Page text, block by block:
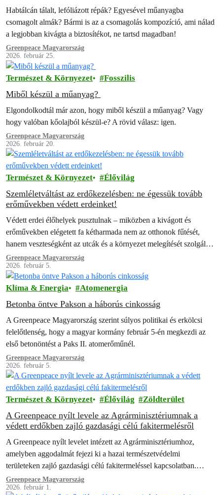
Habtálcán tálalt, lefóliázott répák? Egyesével műanyagba
csomagolt almák? Bármi is az a csomagolás kompozíció, ami nálad
a legjobban kivágta a biztosítékot, ne tartsd magadban!
Greenpeace Magyarország
2026. február 25.
Természet & Környezet Fosszilis
Miből készül a műanyag?
Elgondolkodtál már azon, hogy miből készül a műanyag? Vagy
hogy valóban kőolajból készül-e? A rövid válasz: igen.
Greenpeace Magyarország
2026. február 20.
Természet & Környezet Élővilág
Szemléletváltást az erdőkezelésben: ne égessük tovább
erőművekben védett erdeinket!
Védett erdei élőhelyek pusztulnak – miközben a kivágott és
erőművekben elégetett fa kétharmada nem az otthonok fűtését,
hanem veszteségként az utcák és a környezet melegítését szolgálja.
A rendszerszinten rossz fakitermelési…
Greenpeace Magyarország
2026. február 5.
Klíma & Energia Atomenergia
Betonba öntve Pakson a háborús cinkosság
A Greenpeace Magyarország szerint súlyos politikai és erkölcsi
felelőtlenség, hogy a magyar kormány február 5-én megkezdi az
első betonöntést a Paks II. atomerőműnél.
Greenpeace Magyarország
2026. február 5.
Természet & Környezet Élővilág Zöldterület
A Greenpeace nyílt levele az Agrárminisztériumnak a
védett erdőkben zajló gazdasági célú fakitermelésről
A Greenpeace nyílt levelet intézett az Agrárminisztériumhoz,
amelyben aggodalmát fejezi ki a hazai természetvédelmi
területeken zajló gazdasági célú fakitermeléssel kapcsolatban.
Megítélésünk szerint a jelenlegi jogi keretek és bevett gyakorlatok
nem…
Greenpeace Magyarország
2026. február 1.